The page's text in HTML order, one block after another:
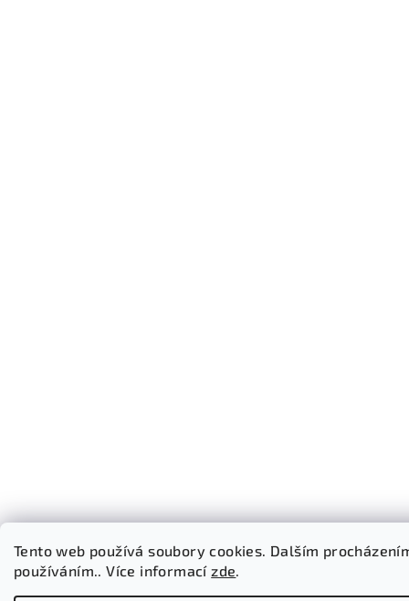
Tento web používá soubory cookies. Dalším
používáním.. Více informacízde.